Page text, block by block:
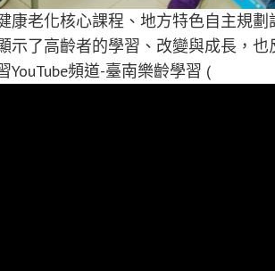
康老化核心課程、地方特色自主規劃
示了高齡者的學習、改變與成長，也
頻道-臺南樂齡學習 (